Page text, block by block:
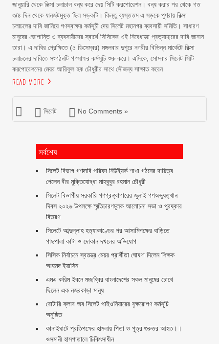
জানুয়ারি থেকে রিক্সা চলাচাল বন্ধ করে দেয় সিটি করপোরেশন। বন্ধ করার পর থেকে গত
৩/৪ দিন থেকে যানজটমুক্ত ছিল সড়কটি। কিন্তু ব্যস্ততম এ সড়কে পুণরায় রিক্সা
চলাচলের দাবি জানিয়ে গণস্বাক্ষর কর্মসূচী দেয় সিলেট মহানগর ব্যবসায়ী সমিতি। সাধারণ
মানুষের ভোগান্তি ও ব্যবসায়ীদের স্বার্থে সিসিকের এই নিষেধাজ্ঞা প্রত্যাহারের দাবি জানান
তারা। এ দাবির প্রেক্ষিতে (৫ ডিসেম্বর) মঙ্গলবার দুপুরে নগরীর বিভিন্ন মার্কেটে রিক্সা
চলাচলের দাবিতে সংগঠনটি গণসাক্ষর কর্মসূচি শুরু করে। এদিকে, সোমবার সিলেট সিটি
করপোরেশনের মেয়র আরিফুল হক চৌধুরীর সাথে সৌজন্য সাক্ষাত করেন
READ MORE
সিলেট No Comments »
সর্বশেষ
সিলেট বিভাগ গণদাবি পরিষদ নিউইয়র্ক শাখা গঠনের দায়িত্ব
পেলেন বীর মুক্তিযোদ্ধা মাহবুবুর রহমান চৌধুরী ‎ ‎
সিলেট বিভাগীয় সরকারি গণগ্রন্থাগারের জুলাই গণঅভ্যুত্থান
দিবস ২০২৬ উপলক্ষে স্মৃতিচারণমূলক আলোচনা সভা ও পুরষ্কার
বিতরণ ‎ ‎
সিলেটে আব্দুল্লাহ হত্যাকাণ্ডের পর আসামিপক্ষের বাড়িতে
গাছপালা কাটা ও দোকান দখলের অভিযোগ
সিসিক নির্বাচনে স্বতন্ত্র মেয়র প্রার্থীতা ঘোষণা দিলেন শিক্ষক
আহমদ ইয়াসিন
এমএ করিম ইবনে মচ্ছব্বির বাংলাদেশের সকল মানুষের চোখে
ছিলেন এক নজরকাড়া মানুষ ‎
রোটারি ক্লাব অব সিলেট পাইওনিয়ারের বৃক্ষরোপণ কর্মসূচি
অনুষ্ঠিত
কানাইঘাটে প্রতিপক্ষের হামলায় পিতা ও পুত্র গুরুতর আহত।।
ওসমানী হাসপাতালে চিকিৎসাধীন